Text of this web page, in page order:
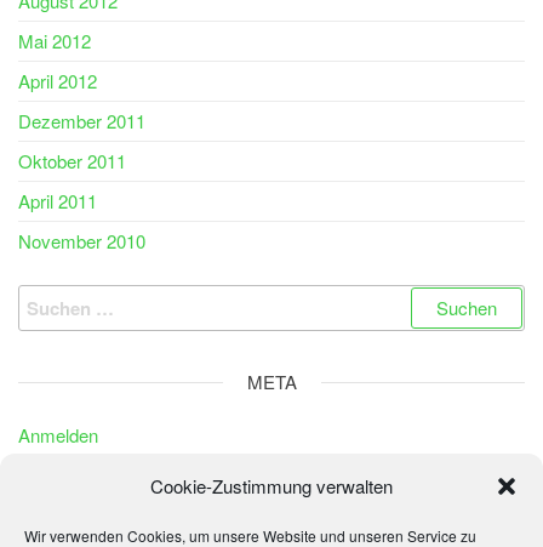
Cookie-Zustimmung verwalten
Wir verwenden Cookies, um unsere Website und unseren Service zu
Mai 2012
April 2012
Dezember 2011
Oktober 2011
April 2011
November 2010
Suchen
nach:
META
Anmelden